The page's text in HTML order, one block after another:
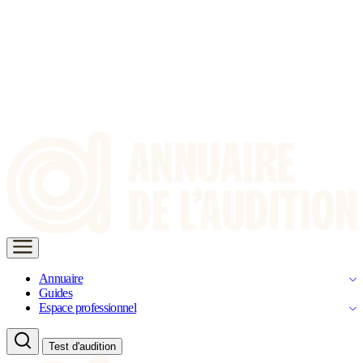
Annuaire
Guides
Espace professionnel
Test d'audition